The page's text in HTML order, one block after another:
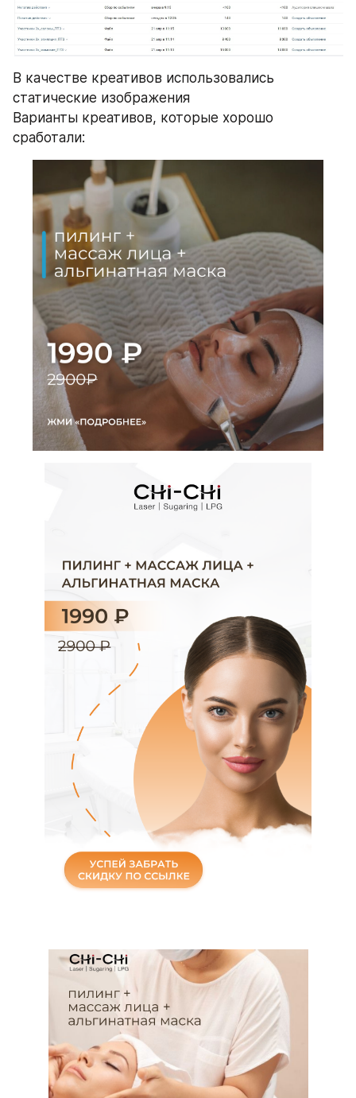
В качестве креативов использовались
статические изображения
Варианты креативов, которые хорошо
сработали: